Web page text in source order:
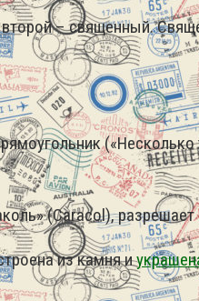
– священный.
(Caracol),
из камня и